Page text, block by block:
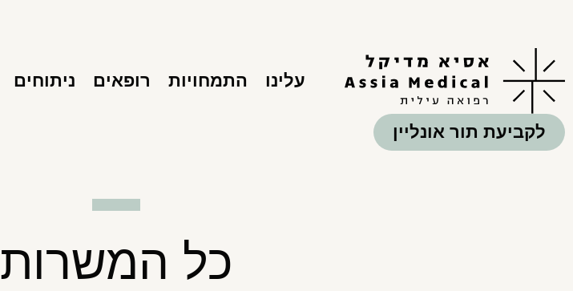
עלינו התמחויות רופאים ניתוחים
לקביעת תור אונליין
כל המשרות